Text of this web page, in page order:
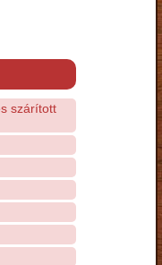
szárított